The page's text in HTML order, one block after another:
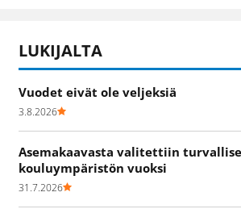
LUKIJALTA
Vuodet eivät ole veljeksiä
3.8.2026
Asemakaavasta valitettiin
kouluympäristön vuoksi
31.7.2026